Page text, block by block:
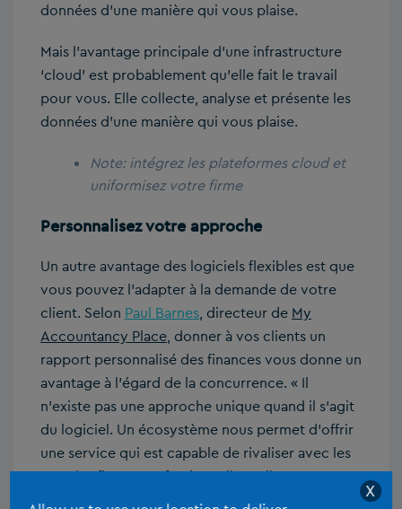
données d’une manière qui vous plaise.
Mais l’avantage principale d’une infrastructure
‘cloud’ est probablement qu’elle fait le travail
pour vous. Elle collecte, analyse et présente les
données d’une manière qui vous plaise.
Note: intégrez les plateformes cloud et
uniformisez votre firme
Personnalisez votre approche
Un autre avantage des logiciels flexibles est que
vous pouvez l’adapter à la demande de votre
client. Selon Paul Barnes, directeur de My
Accountancy Place, donner à vos clients un
rapport personnalisé des finances vous donne un
avantage à l’égard de la concurrence. « Il
n’existe pas une approche unique quand il s’agit
du logiciel. Un écosystème nous permet d’offrir
une service qui est capable de rivaliser avec les
grandes firmes professionnelles, » il nous
raconte. « Nous utilisons la technologie pour
X